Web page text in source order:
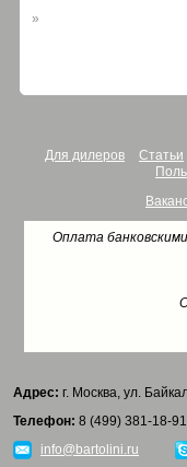
»
Для дилеров Статьи
Оплата
Адрес: г. Москва, ул.
Телефон: 8 (499) 381-18-
info@bartolini.ru